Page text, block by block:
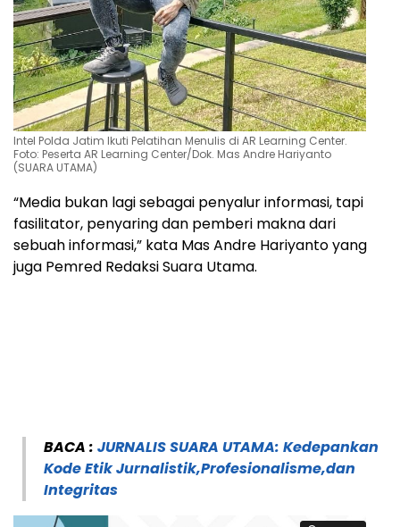
Intel Polda Jatim Ikuti Pelatihan Menulis di AR Learning Center.
Foto: Peserta AR Learning Center/Dok. Mas Andre Hariyanto
(SUARA UTAMA)
“Media bukan lagi sebagai penyalur informasi, tapi
fasilitator, penyaring dan pemberi makna dari
sebuah informasi,” kata Mas Andre Hariyanto yang
juga Pemred Redaksi Suara Utama.
BACA : JURNALIS SUARA UTAMA: Kedepankan
Kode Etik Jurnalistik,Profesionalisme,dan
Integritas